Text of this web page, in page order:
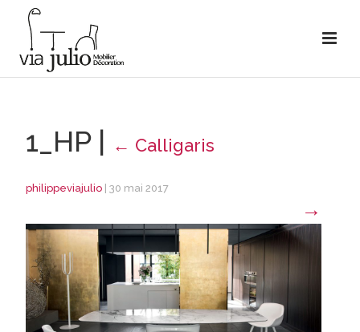
1_HP | ← Calligaris
philippeviajulio 30 mai 2017
→